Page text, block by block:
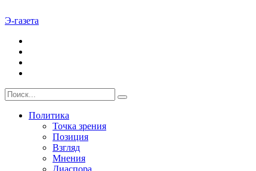
Э-газета
Политика
Точка зрения
Позиция
Взгляд
Мнения
Диаспора